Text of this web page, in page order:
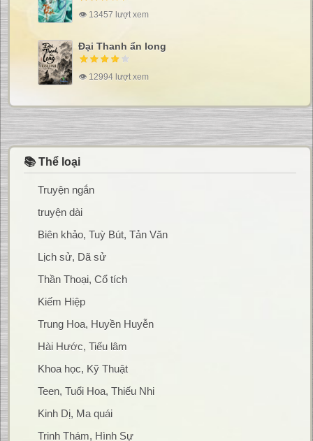
👁 13457 lượt xem
Đại Thanh ẩn long
👁 12994 lượt xem
📚 Thể loại
Truyện ngắn
truyện dài
Biên khảo, Tuỳ Bút, Tản Văn
Lịch sử, Dã sử
Thần Thoại, Cổ tích
Kiếm Hiệp
Trung Hoa, Huyền Huyễn
Hài Hước, Tiếu lâm
Khoa học, Kỹ Thuật
Teen, Tuổi Hoa, Thiếu Nhi
Kinh Dị, Ma quái
Trinh Thám, Hình Sự